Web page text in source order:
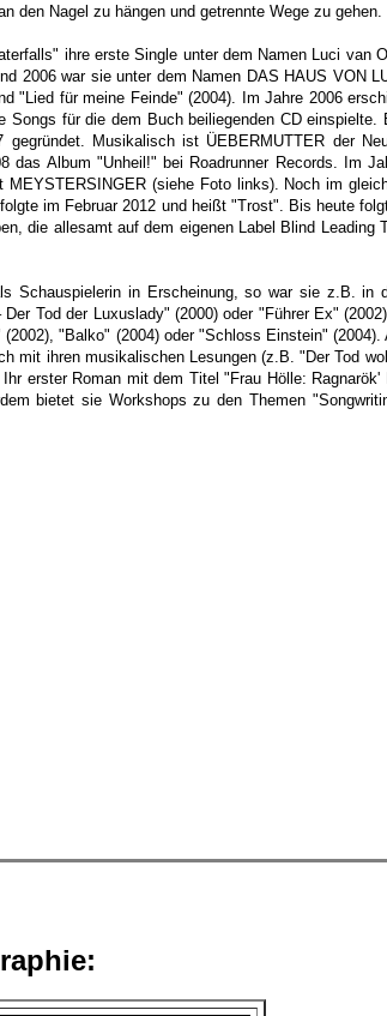
den Nagel zu hängen und getrennte Wege zu gehen.
ihre erste Single unter dem Namen Luci van
2006 war sie unter dem Namen DAS HAUS VON
"Lied für meine Feinde" (2004). Im Jahre 2006
für die dem Buch beiliegenden CD einspielte.
Musikalisch ist ÜEBERMUTTER der
das Album "Unheil!" bei Roadrunner Records. Im
MEYSTERSINGER (siehe Foto links). Noch im
im Februar 2012 und heißt "Trost". Bis heute
die allesamt auf dem eigenen Label Blind Leading
Schauspielerin in Erscheinung, so war sie z.B. in
Tod der Luxuslady" (2000) oder "Führer Ex"
"Balko" (2004) oder "Schloss Einstein"
mit ihren musikalischen Lesungen (z.B. "Der Tod
erster Roman mit dem Titel "Frau Hölle:
bietet sie Workshops zu den Themen